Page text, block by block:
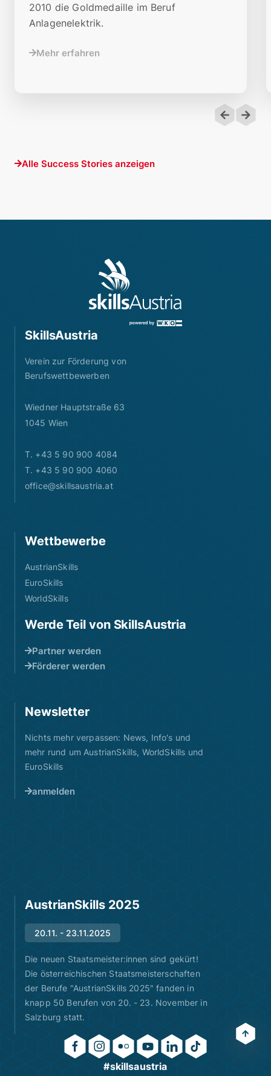
2010 die Goldmedaille im Beruf
Anlagenelektrik.
Mehr erfahren
Alle Success Stories anzeigen
SkillsAustria
Verein zur Förderung von
Berufswettbewerben
Wiedner Hauptstraße 63
1045 Wien
T. +43 5 90 900 4084
T. +43 5 90 900 4060
office@skillsaustria.at
Wettbewerbe
AustrianSkills
EuroSkills
WorldSkills
Werde Teil von SkillsAustria
Partner werden
Förderer werden
Newsletter
Nichts mehr verpassen: News, Info's und
mehr rund um AustrianSkills, WorldSkills und
EuroSkills
anmelden
AustrianSkills 2025
20.11. - 23.11.2025
Die neuen Staatsmeister:innen sind gekürt!
Die österreichischen Staatsmeisterschaften
der Berufe "AustrianSkills 2025" fanden in
knapp 50 Berufen von 20. - 23. November in
Salzburg statt.
#skillsaustria